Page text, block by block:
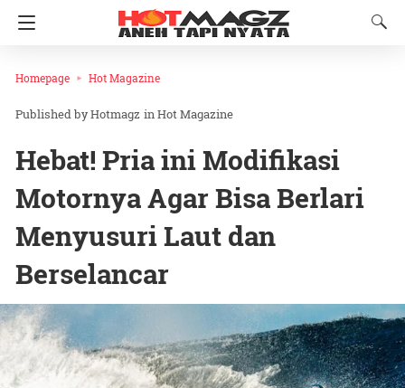
Homepage Hot Magazine
Hotmagz inHot Magazine
Hebat! Pria ini Modifikasi
Motornya Agar Bisa Berlari
Menyusuri Laut dan
Berselancar